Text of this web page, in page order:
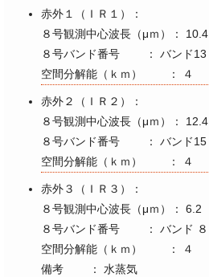
赤外１（ＩＲ１）：
８号観測中心波長（μｍ）： 10.4
８号バンド番号 ： バンド13
空間分解能（ｋｍ） ： ４
赤外２（ＩＲ２）：
８号観測中心波長（μｍ）： 12.4
８号バンド番号 ： バンド15
空間分解能（ｋｍ） ： ４
赤外３（ＩＲ３）：
８号観測中心波長（μｍ）： 6.2
８号バンド番号 ： バンド ８
空間分解能（ｋｍ） ： ４
備考 ： 水蒸気